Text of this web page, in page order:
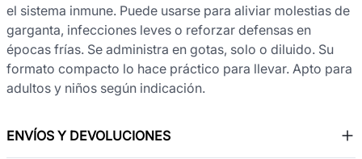
el sistema inmune. Puede usarse para aliviar molestias de
garganta, infecciones leves o reforzar defensas en
épocas frías. Se administra en gotas, solo o diluido. Su
formato compacto lo hace práctico para llevar. Apto para
adultos y niños según indicación.
ENVÍOS Y DEVOLUCIONES